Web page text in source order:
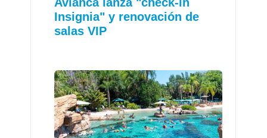
Avianca lanza "check-in
Insignia" y renovación de
salas VIP